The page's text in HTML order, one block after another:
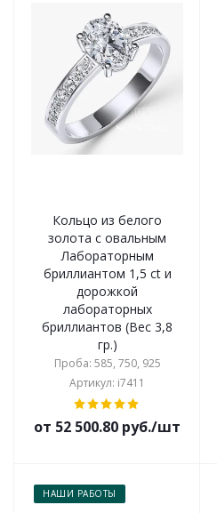
Кольцо из белого
золота с овальным
Лабораторным
бриллиантом 1,5 ct и
дорожкой
лабораторных
бриллиантов (Вес 3,8
гр.)
Проба: 585, 750, 925
Артикул: i7411
от 52 500.80 руб./шт
НАШИ РАБОТЫ